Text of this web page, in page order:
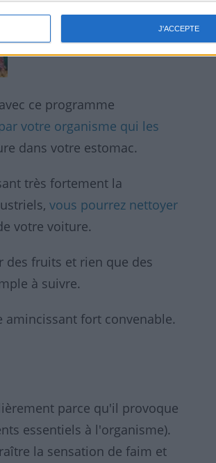
J'ACCEPTE
ce programme
votre organisme qui les
dans votre estomac.
très fortement la
vous pourrez nettoyer
votre voiture.
des fruits et rien que des
à suivre.
fort convenable.
parce qu'il provoque
essentiels à l'organisme).
la sensation de faim et